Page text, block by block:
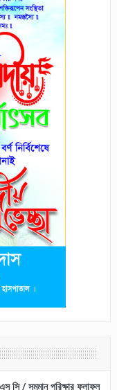
সি / সমমান পরিক্ষার ফলাফল